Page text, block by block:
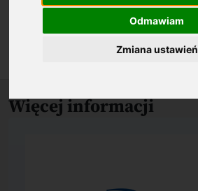
Odmawiam
Zmiana ustawień
Więcej informacji